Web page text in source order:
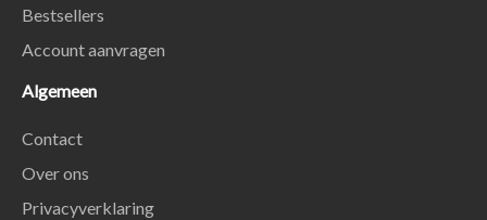
Bestsellers
Account aanvragen
Algemeen
Contact
Over ons
Privacyverklaring